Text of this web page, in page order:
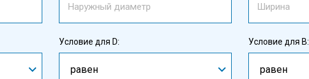
Условие для D:
равен
Условие для B:
равен